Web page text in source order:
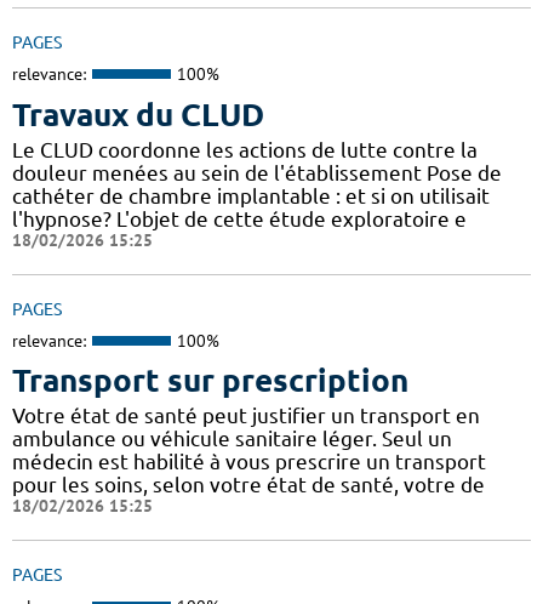
PAGES
relevance: 100%
Travaux du CLUD
Le CLUD coordonne les actions de lutte contre la
douleur menées au sein de l'établissement Pose de
cathéter de chambre implantable : et si on utilisait
l'hypnose? L'objet de cette étude exploratoire e
18/02/2026 15:25
PAGES
relevance: 100%
Transport sur prescription
Votre état de santé peut justifier un transport en
ambulance ou véhicule sanitaire léger. Seul un
médecin est habilité à vous prescrire un transport
pour les soins, selon votre état de santé, votre de
18/02/2026 15:25
PAGES